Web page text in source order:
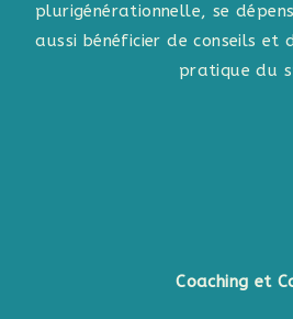
plurigénérationnelle, se
aussi bénéficier de conseils et
pratique du
Coaching et